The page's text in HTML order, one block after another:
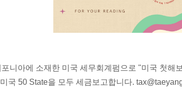
니아에 소재한 미국 세무회계펌으로 "미국 첫해
국 50 State을 모두 세금보고합니다.